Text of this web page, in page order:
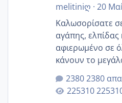
melitiniღ · 20
Καλωσορίσατε
αγάπης, ελπίδας
αφιερωμένο σε
κάνουν το
μητρότητα
Εδώ θα
εμπειρίες και
2380